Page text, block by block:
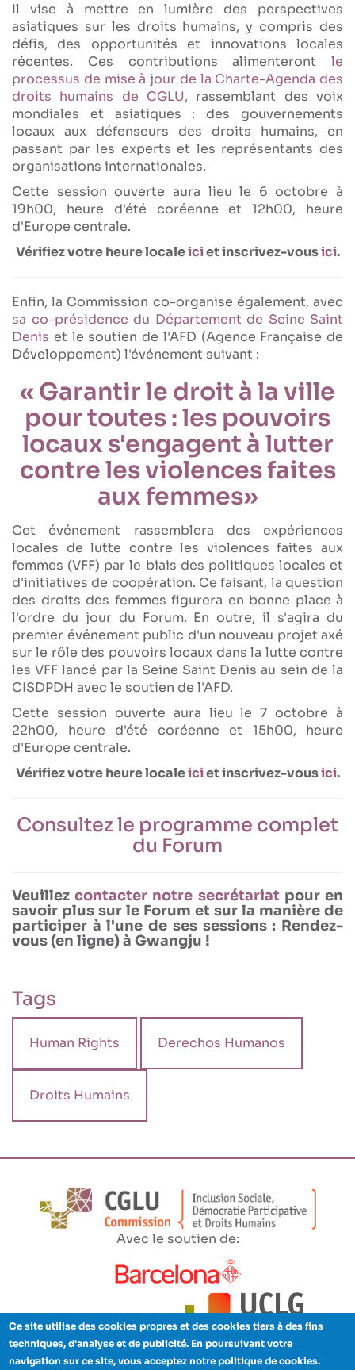
Il vise à mettre en lumière des perspectives
asiatiques sur les droits humains, y compris des
défis, des opportunités et innovations locales
récentes. Ces contributions alimenteront le
processus de mise à jour de la Charte-Agenda des
droits humains de CGLU, rassemblant des voix
mondiales et asiatiques : des gouvernements
locaux aux défenseurs des droits humains, en
passant par les experts et les représentants des
organisations internationales.
Cette session ouverte aura lieu le 6 octobre à
19h00, heure d'été coréenne et 12h00, heure
d'Europe centrale.
Vérifiez votre heure localeiciet inscrivez-vousici.
Enfin, la Commission co-organise également, avec
sa co-présidence du Département de Seine Saint
Denis et le soutien de l'AFD (Agence Française de
Développement) l'événement suivant :
« Garantir le droit à la ville
pour toutes : les pouvoirs
locaux s'engagent à lutter
contre les violences faites
aux femmes»
Cet événement rassemblera des expériences
locales de lutte contre les violences faites aux
femmes (VFF) par le biais des politiques locales et
d'initiatives de coopération. Ce faisant, la question
des droits des femmes figurera en bonne place à
l'ordre du jour du Forum. En outre, il s'agira du
premier événement public d'un nouveau projet axé
sur le rôle des pouvoirs locaux dans la lutte contre
les VFF lancé par la Seine Saint Denis au sein de la
CISDPDH avec le soutien de l'AFD.
Cette session ouverte aura lieu le 7 octobre à
22h00, heure d'été coréenne et 15h00, heure
d'Europe centrale.
Vérifiez votre heure localeiciet inscrivez-vousici.
Consultez le programme complet
du Forum
Veuillezcontacter notre secrétariatpour en
savoir plus sur le Forum et sur la manière de
participer à l'une de ses sessions : Rendez-
vous (en ligne) à Gwangju !
Tags
Human Rights Derechos Humanos
Droits Humains
Avec le soutien de:
Ce site utilise des cookies propres et des cookies tiers à des fins
techniques, d'analyse et de publicité. En poursuivant votre
navigation sur ce site, vous acceptez notre politique de cookies.